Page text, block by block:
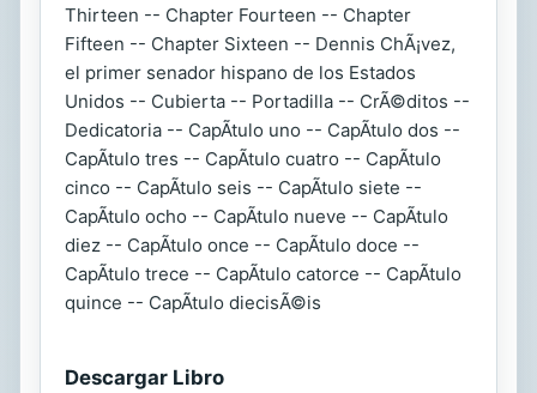
Thirteen -- Chapter Fourteen -- Chapter
Fifteen -- Chapter Sixteen -- Dennis ChÃ¡vez,
el primer senador hispano de los Estados
Unidos -- Cubierta -- Portadilla -- CrÃ©ditos --
Dedicatoria -- CapÃtulo uno -- CapÃtulo dos --
CapÃtulo tres -- CapÃtulo cuatro -- CapÃtulo
cinco -- CapÃtulo seis -- CapÃtulo siete --
CapÃtulo ocho -- CapÃtulo nueve -- CapÃtulo
diez -- CapÃtulo once -- CapÃtulo doce --
CapÃtulo trece -- CapÃtulo catorce -- CapÃtulo
quince -- CapÃtulo diecisÃ©is
Descargar Libro